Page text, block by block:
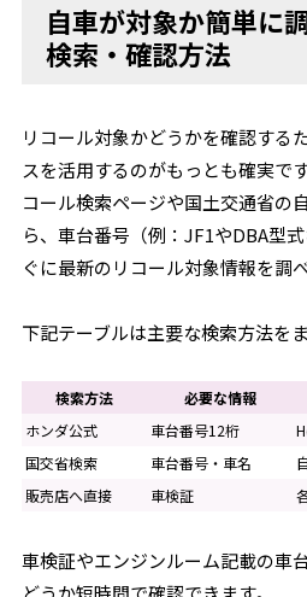
自車が対象か簡単に
検索・確認方法
リコール対象かどうかを確認する
スを活用するのがもっとも確実で
コール検索ページや国土交通省の
ら、車台番号（例：JF1やDBA型
ぐに最新のリコール対象情報を調
下記テーブルは主要な検索方法を
検索方法 必要な情報
ホンダ公式
車台番号12桁
国交省検索
車台番号・車名
販売店へ直接
車検証
車検証やエンジンルーム記載の車